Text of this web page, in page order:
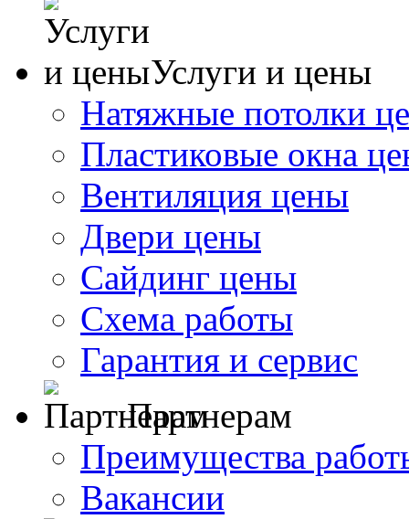
Услуги и цены
Натяжные потолки
Пластиковые окна
Вентиляция цены
Двери цены
Сайдинг цены
Схема работы
Гарантия и сервис
Партнерам
Преимущества
Вакансии